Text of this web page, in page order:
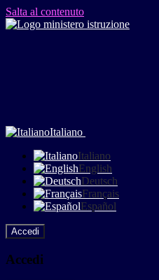
Salta al contenuto
Italiano
Italiano
English
Deutsch
Français
Español
Accedi
Accedi